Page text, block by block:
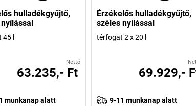
hulladékgyűjtő,
l
Nettó
63.235,- Ft
munkanap alatt
Érzékelős hulladékgyűjtő,
széles nyílással
térfogat 2 x 20 l
69.929,-
9-11 munkanap alatt